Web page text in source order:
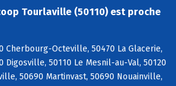
Tourlaville (50110) est proche
Cherbourg-Octeville, 50470 La Glacerie,
Digosville, 50110 Le Mesnil-au-Val, 50120
50690 Martinvast, 50690 Nouainville,